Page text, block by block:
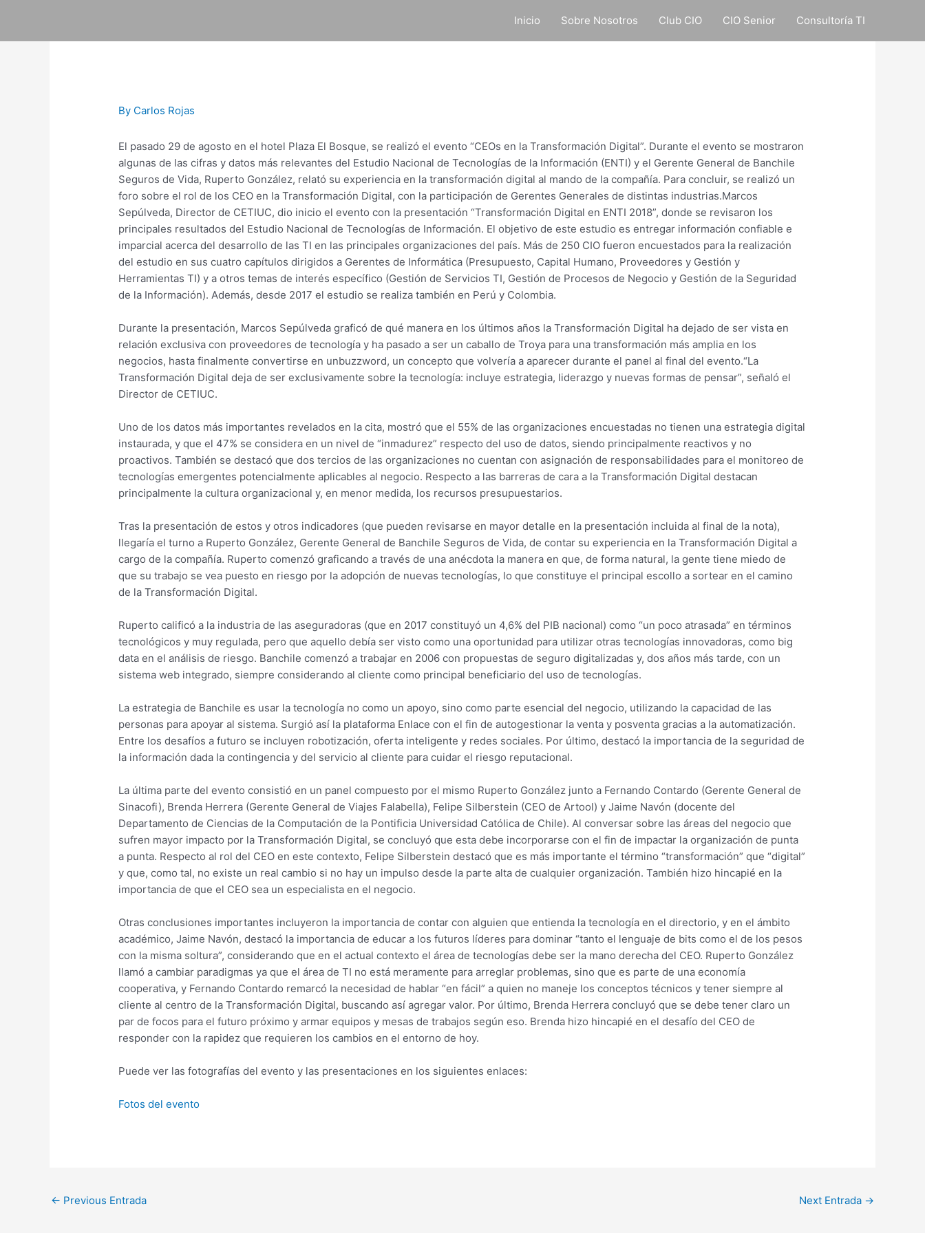
content
Inicio Sobre Nosotros Club CIO CIO Senior Consultoría TI
By Carlos Rojas
El pasado 29 de agosto en el hotel Plaza El Bosque, se realizó el evento “CEOs en la Transformación Digital”. Durante el evento se mostraron
algunas de las cifras y datos más relevantes del Estudio Nacional de Tecnologías de la Información (ENTI) y el Gerente General de Banchile
Seguros de Vida, Ruperto González, relató su experiencia en la transformación digital al mando de la compañía. Para concluir, se realizó un
foro sobre el rol de los CEO en la Transformación Digital, con la participación de Gerentes Generales de distintas industrias.Marcos
Sepúlveda, Director de CETIUC, dio inicio el evento con la presentación “Transformación Digital en ENTI 2018”, donde se revisaron los
principales resultados del Estudio Nacional de Tecnologías de Información. El objetivo de este estudio es entregar información confiable e
imparcial acerca del desarrollo de las TI en las principales organizaciones del país. Más de 250 CIO fueron encuestados para la realización
del estudio en sus cuatro capítulos dirigidos a Gerentes de Informática (Presupuesto, Capital Humano, Proveedores y Gestión y
Herramientas TI) y a otros temas de interés específico (Gestión de Servicios TI, Gestión de Procesos de Negocio y Gestión de la Seguridad
de la Información). Además, desde 2017 el estudio se realiza también en Perú y Colombia.
Durante la presentación, Marcos Sepúlveda graficó de qué manera en los últimos años la Transformación Digital ha dejado de ser vista en
relación exclusiva con proveedores de tecnología y ha pasado a ser un caballo de Troya para una transformación más amplia en los
negocios, hasta finalmente convertirse en unbuzzword, un concepto que volvería a aparecer durante el panel al final del evento.“La
Transformación Digital deja de ser exclusivamente sobre la tecnología: incluye estrategia, liderazgo y nuevas formas de pensar”, señaló el
Director de CETIUC.
Uno de los datos más importantes revelados en la cita, mostró que el 55% de las organizaciones encuestadas no tienen una estrategia digital
instaurada, y que el 47% se considera en un nivel de “inmadurez” respecto del uso de datos, siendo principalmente reactivos y no
proactivos. También se destacó que dos tercios de las organizaciones no cuentan con asignación de responsabilidades para el monitoreo de
tecnologías emergentes potencialmente aplicables al negocio. Respecto a las barreras de cara a la Transformación Digital destacan
principalmente la cultura organizacional y, en menor medida, los recursos presupuestarios.
Tras la presentación de estos y otros indicadores (que pueden revisarse en mayor detalle en la presentación incluida al final de la nota),
llegaría el turno a Ruperto González, Gerente General de Banchile Seguros de Vida, de contar su experiencia en la Transformación Digital a
cargo de la compañía. Ruperto comenzó graficando a través de una anécdota la manera en que, de forma natural, la gente tiene miedo de
que su trabajo se vea puesto en riesgo por la adopción de nuevas tecnologías, lo que constituye el principal escollo a sortear en el camino
de la Transformación Digital.
Ruperto calificó a la industria de las aseguradoras (que en 2017 constituyó un 4,6% del PIB nacional) como “un poco atrasada” en términos
tecnológicos y muy regulada, pero que aquello debía ser visto como una oportunidad para utilizar otras tecnologías innovadoras, como big
data en el análisis de riesgo. Banchile comenzó a trabajar en 2006 con propuestas de seguro digitalizadas y, dos años más tarde, con un
sistema web integrado, siempre considerando al cliente como principal beneficiario del uso de tecnologías.
La estrategia de Banchile es usar la tecnología no como un apoyo, sino como parte esencial del negocio, utilizando la capacidad de las
personas para apoyar al sistema. Surgió así la plataforma Enlace con el fin de autogestionar la venta y posventa gracias a la automatización.
Entre los desafíos a futuro se incluyen robotización, oferta inteligente y redes sociales. Por último, destacó la importancia de la seguridad de
la información dada la contingencia y del servicio al cliente para cuidar el riesgo reputacional.
La última parte del evento consistió en un panel compuesto por el mismo Ruperto González junto a Fernando Contardo (Gerente General de
Sinacofi), Brenda Herrera (Gerente General de Viajes Falabella), Felipe Silberstein (CEO de Artool) y Jaime Navón (docente del
Departamento de Ciencias de la Computación de la Pontificia Universidad Católica de Chile). Al conversar sobre las áreas del negocio que
sufren mayor impacto por la Transformación Digital, se concluyó que esta debe incorporarse con el fin de impactar la organización de punta
a punta. Respecto al rol del CEO en este contexto, Felipe Silberstein destacó que es más importante el término “transformación” que “digital”
y que, como tal, no existe un real cambio si no hay un impulso desde la parte alta de cualquier organización. También hizo hincapié en la
importancia de que el CEO sea un especialista en el negocio.
Otras conclusiones importantes incluyeron la importancia de contar con alguien que entienda la tecnología en el directorio, y en el ámbito
académico, Jaime Navón, destacó la importancia de educar a los futuros líderes para dominar “tanto el lenguaje de bits como el de los pesos
con la misma soltura”, considerando que en el actual contexto el área de tecnologías debe ser la mano derecha del CEO. Ruperto González
llamó a cambiar paradigmas ya que el área de TI no está meramente para arreglar problemas, sino que es parte de una economía
cooperativa, y Fernando Contardo remarcó la necesidad de hablar “en fácil” a quien no maneje los conceptos técnicos y tener siempre al
cliente al centro de la Transformación Digital, buscando así agregar valor. Por último, Brenda Herrera concluyó que se debe tener claro un
par de focos para el futuro próximo y armar equipos y mesas de trabajos según eso. Brenda hizo hincapié en el desafío del CEO de
responder con la rapidez que requieren los cambios en el entorno de hoy.
Puede ver las fotografías del evento y las presentaciones en los siguientes enlaces:
Fotos del evento
← Previous Entrada Next Entrada →